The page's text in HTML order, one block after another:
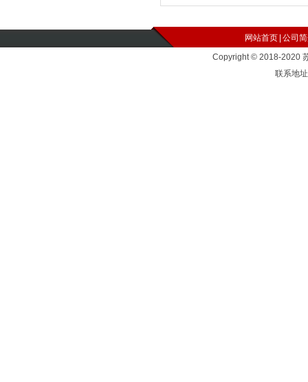
网站首页 公司
Copyright © 2018-2020
联系地